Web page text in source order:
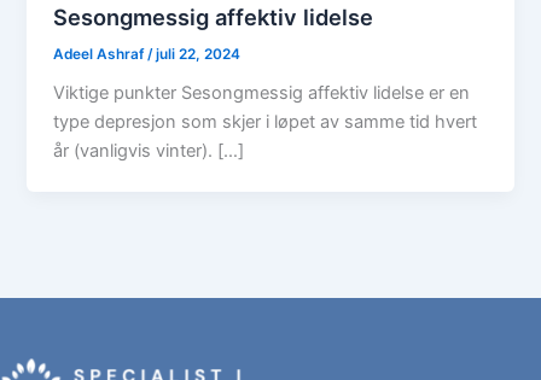
Sesongmessig affektiv lidelse
Adeel Ashraf /juli 22, 2024
Viktige punkter Sesongmessig affektiv lidelse er en
type depresjon som skjer i løpet av samme tid hvert
år (vanligvis vinter). […]